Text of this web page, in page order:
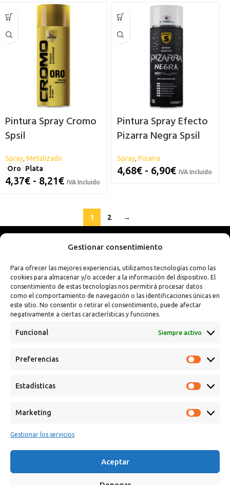
Gestionar consentimiento
Para ofrecer las mejores experiencias, utilizamos tecnologías como las
cookies para almacenar y/o acceder a la información del dispositivo. El
consentimiento de estas tecnologías nos permitirá procesar datos
como el comportamiento de navegación o las identificaciones únicas en
este sitio. No consentir o retirar el consentimiento, puede afectar
negativamente a ciertas características y funciones.
Funcional Siempre activo
Preferencias
Estadísticas
Marketing
Gestionar los servicios
Aceptar
Pintura Spray Cromo
Spsil
Spray, Metalizado
Oro
Plata
4,37€ - 8,21€ IVA Incluido
Pintura Spray Efecto
Pizarra Negra Spsil
Spray, Pizarra
4,68€ - 6,90€ IVA Incluido
1 2 →